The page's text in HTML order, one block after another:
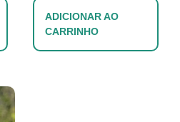
ADICIONAR AO
CARRINHO